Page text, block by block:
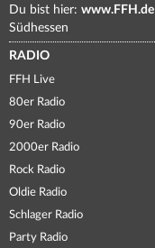
Du bist hier: www.FFH.de
Südhessen
RADIO
FFH Live
80er Radio
90er Radio
2000er Radio
Rock Radio
Oldie Radio
Schlager Radio
Party Radio